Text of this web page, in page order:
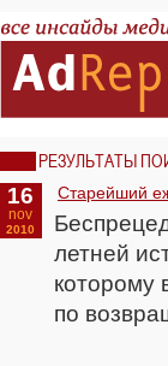
РЕЗУЛЬТАТЫ
16
nov
2010
Старейший
летней
которому
по